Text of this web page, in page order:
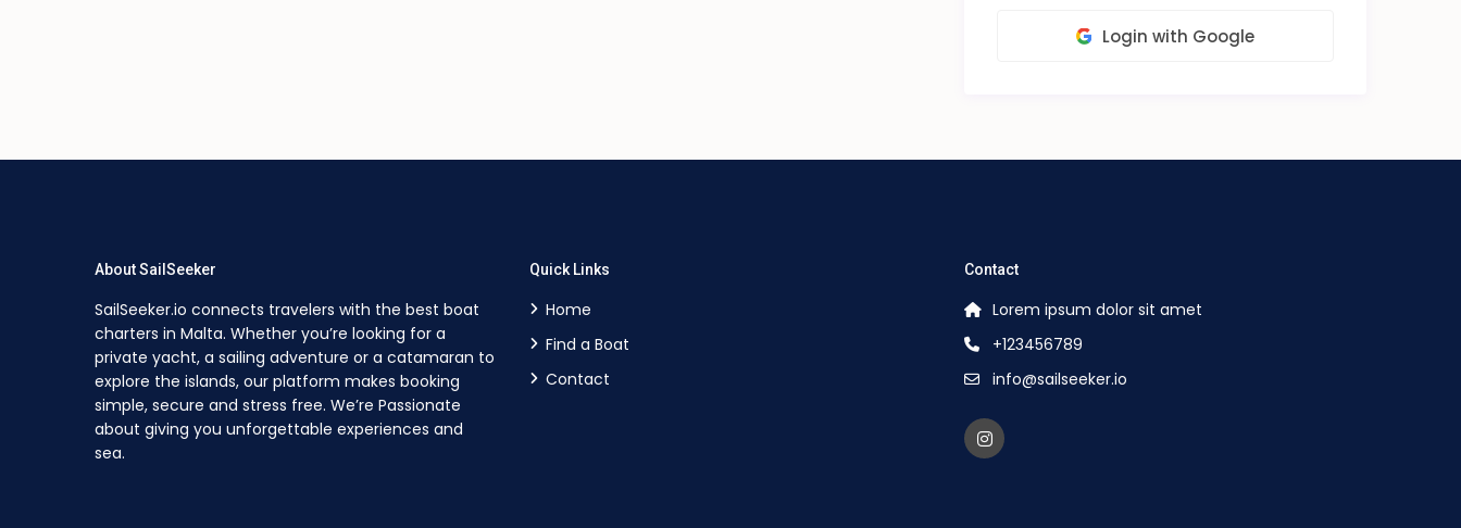
Login with Google
About SailSeeker
SailSeeker.io connects travelers with the best boat
charters in Malta. Whether you’re looking for a
private yacht, a sailing adventure or a catamaran to
explore the islands, our platform makes booking
simple, secure and stress free. We’re Passionate
about giving you unforgettable experiences and
sea.
Quick Links
Home
Find a Boat
Contact
Contact
Lorem ipsum dolor sit amet
+123456789
info@sailseeker.io